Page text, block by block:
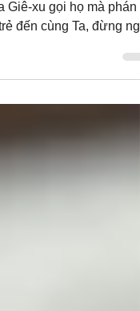
Audio  Câu gốc:
đến cùng Ta, đừng